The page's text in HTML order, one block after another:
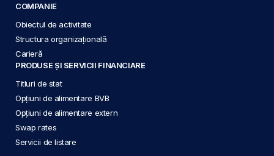
COMPANIE
Obiectul de activitate
Structura organizațională
Carieră
PRODUSE ȘI SERVICII FINANCIARE
Titluri de stat
Opțiuni de alimentare BVB
Opțiuni de alimentare extern
Swap rates
Servicii de listare